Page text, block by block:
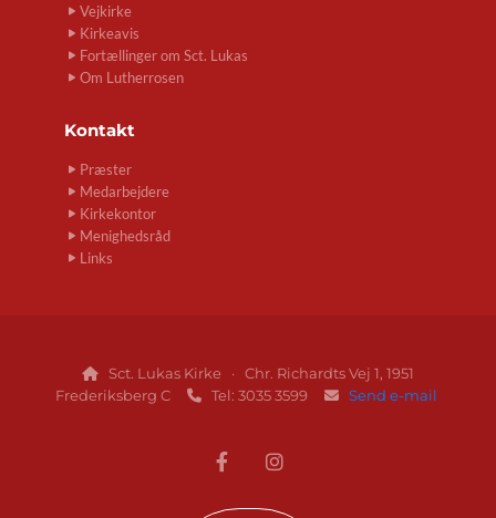
Vejkirke
Kirkeavis
Fortællinger om Sct. Lukas
Om Lutherrosen
Kontakt
Præster
Medarbejdere
Kirkekontor
Menighedsråd
Links

Sct. Lukas Kirke · Chr. Richardts Vej 1, 1951
Frederiksberg C
 Tel: 3035 3599  Send e-mail